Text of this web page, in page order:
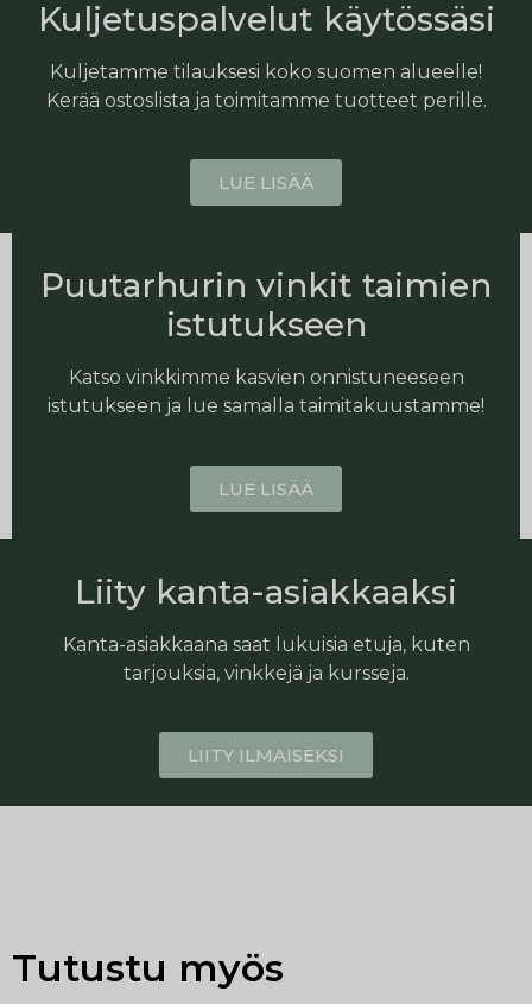
Kuljetuspalvelut käytössäsi
Kuljetamme tilauksesi koko suomen alueelle!
Kerää ostoslista ja toimitamme tuotteet perille.
LUE LISÄÄ
Puutarhurin vinkit taimien
istutukseen
Katso vinkkimme kasvien onnistuneeseen
istutukseen ja lue samalla taimitakuustamme!
LUE LISÄÄ
Liity kanta-asiakkaaksi
Kanta-asiakkaana saat lukuisia etuja, kuten
tarjouksia, vinkkejä ja kursseja.
LIITY ILMAISEKSI
Tutustu myös